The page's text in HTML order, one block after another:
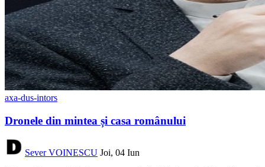
axa-dus-intors
Dronele din mintea și casa românului
Sever VOINESCU Joi, 04 Iun